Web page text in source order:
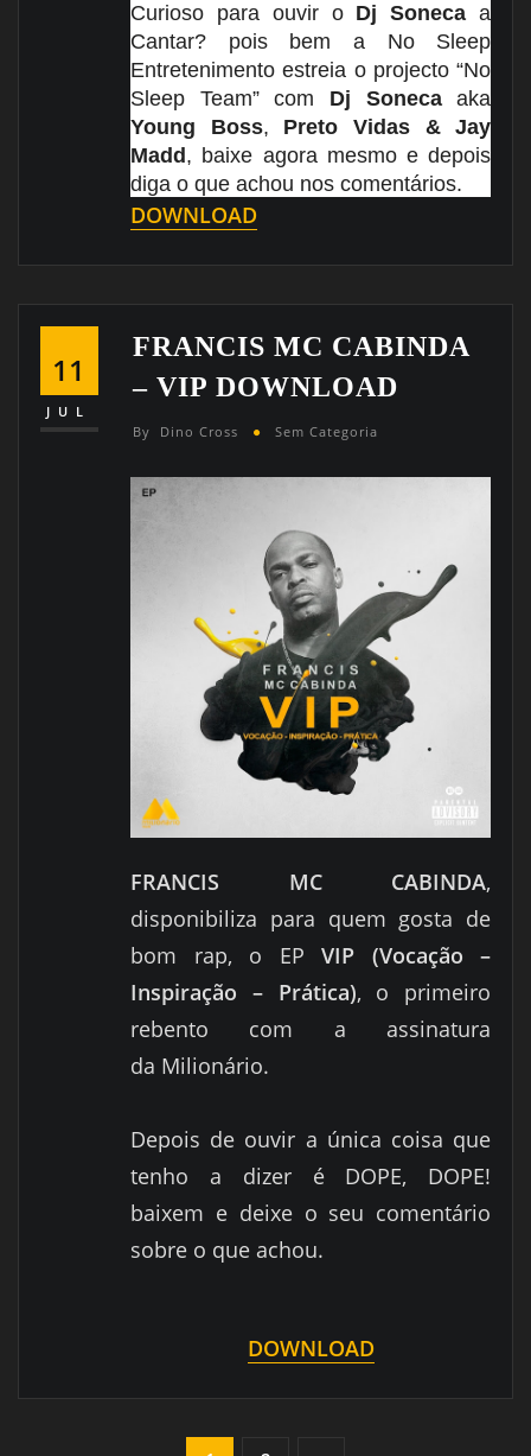
Curioso para ouvir o Dj Soneca a
Cantar? pois bem a No Sleep
Entretenimento estreia o projecto “No
Sleep Team” com Dj Sonecaaka
Young Boss, Preto Vidas & Jay
Madd, baixe agora mesmo e depois
diga o que achou noscomentários.
DOWNLOAD
11
JUL
FRANCIS MC CABINDA
– VIP DOWNLOAD
By Dino Cross Sem Categoria
FRANCIS MC CABINDA,
disponibiliza para quem gosta de
bom rap, o EPVIP (Vocação –
Inspiração – Prática), o primeiro
rebento com a assinatura
da Milionário.
Depois de ouvir a única coisa que
tenho a dizer é DOPE, DOPE!
baixem e deixe o seu comentário
sobre o que achou.
DOWNLOAD